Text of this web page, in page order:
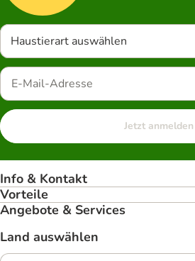
Haustierart auswählen
Jetzt anmelden
Info & Kontakt
Vorteile
Angebote & Services
Land auswählen